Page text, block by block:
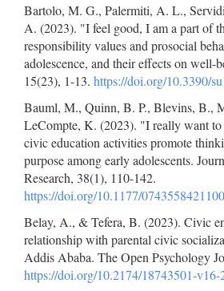
Bartolo, M. G., Palermiti, A. L.,
A. (2023). "I feel good, I am a part of
responsibility values and prosocial
adolescence, and their effects on well-
15(23), 1-13. https://doi.org/10.3390/
Bauml, M., Quinn, B. P., Blevins, B.,
LeCompte, K. (2023). "I really want
civic education activities promote
purpose among early adolescents.
Research, 38(1), 110-142.
https://doi.org/10.1177/
Belay, A., & Tefera, B. (2023). Civic
relationship with parental civic
Addis Ababa. The Open Psychology
https://doi.org/10.2174/18743501-